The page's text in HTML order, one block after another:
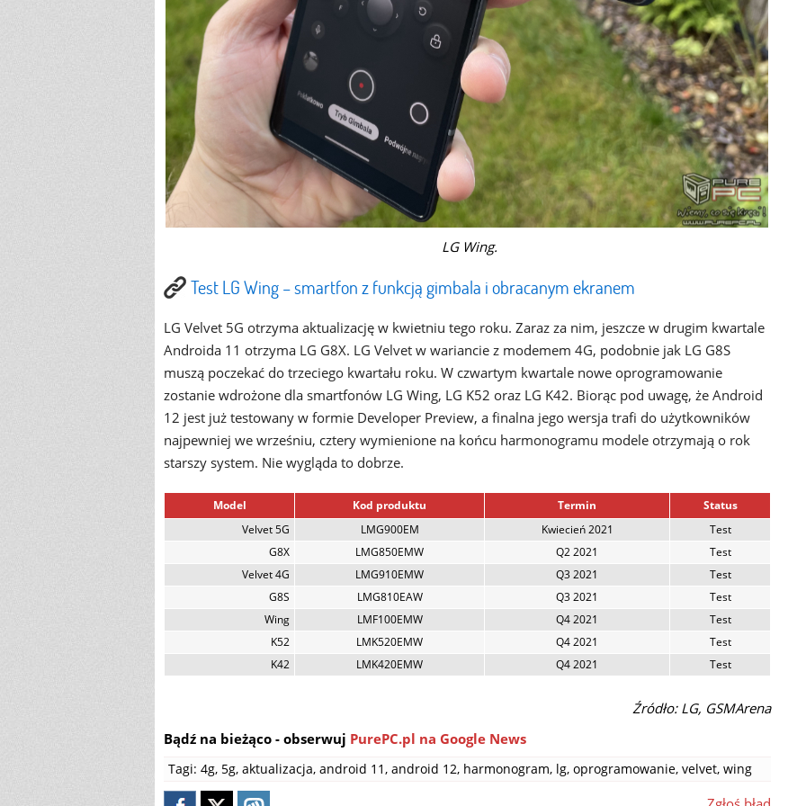
LG Wing.
Test LG Wing – smartfon z funkcją gimbala i obracanym ekranem
LG Velvet 5G otrzyma aktualizację w kwietniu tego roku. Zaraz za nim, jeszcze w drugim kwartale
Androida 11 otrzyma LG G8X. LG Velvet w wariancie z modemem 4G, podobnie jak LG G8S
muszą poczekać do trzeciego kwartału roku. W czwartym kwartale nowe oprogramowanie
zostanie wdrożone dla smartfonów LG Wing, LG K52 oraz LG K42. Biorąc pod uwagę, że Android
12 jest już testowany w formie Developer Preview, a finalna jego wersja trafi do użytkowników
najpewniej we wrześniu, cztery wymienione na końcu harmonogramu modele otrzymają o rok
starszy system. Nie wygląda to dobrze.
Model Kod produktu Termin
Status
Velvet 5G
LMG900EM Kwiecień 2021
Test
G8X
LMG850EMW Q2 2021
Test
Velvet 4G
LMG910EMW Q3 2021
Test
G8S
LMG810EAW Q3 2021
Test
Wing
LMF100EMW Q4 2021
Test
K52
LMK520EMW Q4 2021
Test
K42
LMK420EMW Q4 2021 Test
Źródło: LG, GSMArena
Bądź na bieżąco - obserwuj PurePC.pl na Google News
Tagi: 4g, 5g, aktualizacja, android 11, android 12, harmonogram, lg, oprogramowanie, velvet, wing